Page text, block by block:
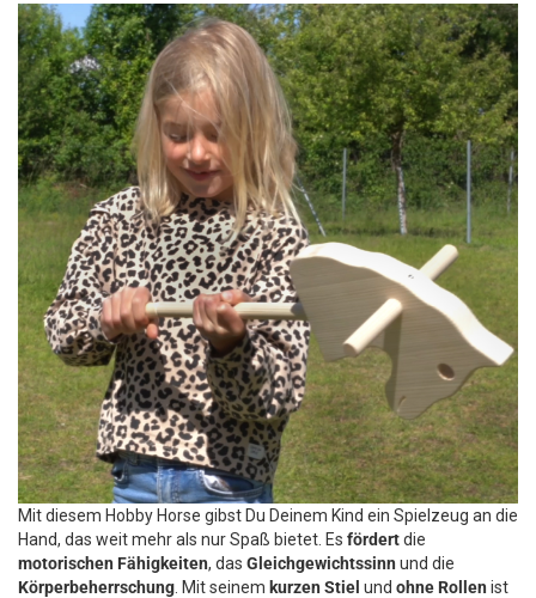
Mit diesem Hobby Horse gibst Du Deinem Kind ein Spielzeug an die
Hand, das weit mehr als nur Spaß bietet. Es fördertdie
motorischen Fähigkeiten, das Gleichgewichtssinn und die
Körperbeherrschung . Mit seinem kurzen Stiel und ohne Rollen ist